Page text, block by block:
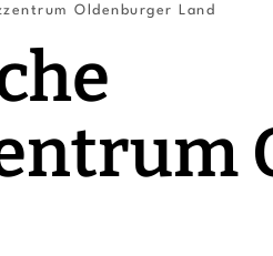
Oldenburger Land